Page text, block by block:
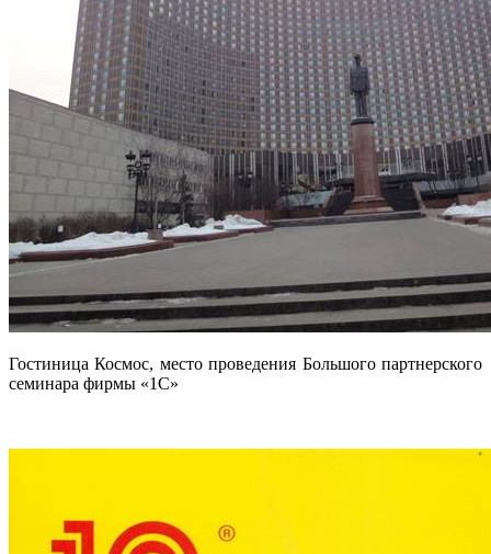
Гостиница Космос, место проведения Большого партнерского
семинара фирмы «1С»